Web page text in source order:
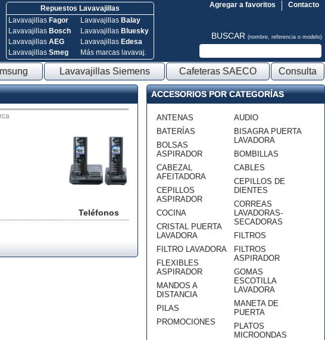
Repuestos Lavavajillas
Lavavajillas Fagor
Lavavajillas Bosch
Lavavajillas AEG
Lavavajillas Smeg
Lavavajillas Balay
Lavavajillas Bluesky
Lavavajillas Edesa
Más marcas lavavaj.
Contacto
Agregar a favoritos
BUSCAR (nombre, referencia o modelo)
Lavavajillas Siemens Cafeteras SAECO Consulta
Teléfonos
ACCESORIOS POR CATEGORÍAS
ANTENAS
BATERÍAS
BOLSAS
ASPIRADOR
CABEZAL
AFEITADORA
CEPILLOS
ASPIRADOR
COCINA
CRISTAL PUERTA
LAVADORA
FILTRO LAVADORA
FLEXIBLES
ASPIRADOR
MANDOS A
DISTANCIA
PILAS
PROMOCIONES
AUDIO
BISAGRA PUERTA
LAVADORA
BOMBILLAS
CABLES
CEPILLOS DE
DIENTES
CORREAS
LAVADORAS-
SECADORAS
FILTROS
FILTROS
ASPIRADOR
GOMAS
ESCOTILLA
LAVADORA
MANETA DE
PUERTA
PLATOS
MICROONDAS